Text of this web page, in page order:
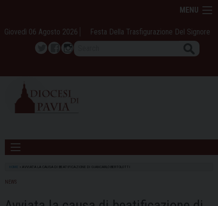
content
MENU
Giovedì 06 Agosto 2026 Festa Della Trasfigurazione Del Signore
TwitterFacebook
Instagram
HOME AVVIATA LA CAUSA DI BEATIFICAZIONE DI GIANCARLO BERTOLOTTI
NEWS